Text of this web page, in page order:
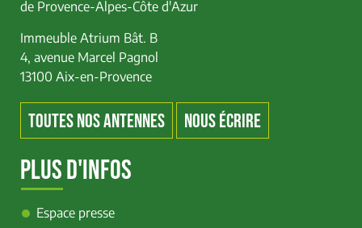
de Provence-Alpes-Côte d'Azur
Immeuble Atrium Bât. B
4, avenue Marcel Pagnol
13100 Aix-en-Provence
TOUTES NOS ANTENNES NOUS ÉCRIRE
PLUS D'INFOS
Espace presse